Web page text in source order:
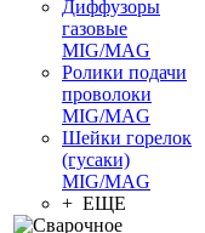
Диффузоры
газовые
MIG/MAG
Ролики подачи
проволоки
MIG/MAG
Шейки горелок
(гусаки)
MIG/MAG
+ ЕЩЕ